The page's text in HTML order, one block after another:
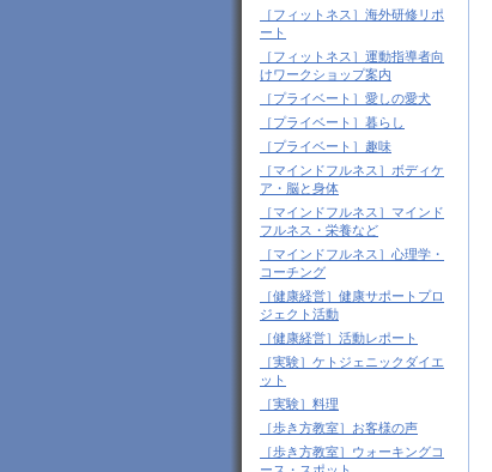
［フィットネス］海外研修リポ
ート
［フィットネス］運動指導者向
けワークショップ案内
［プライベート］愛しの愛犬
［プライベート］暮らし
［プライベート］趣味
［マインドフルネス］ボディケ
ア・脳と身体
［マインドフルネス］マインド
フルネス・栄養など
［マインドフルネス］心理学・
コーチング
［健康経営］健康サポートプロ
ジェクト活動
［健康経営］活動レポート
［実験］ケトジェニックダイエ
ット
［実験］料理
［歩き方教室］お客様の声
［歩き方教室］ウォーキングコ